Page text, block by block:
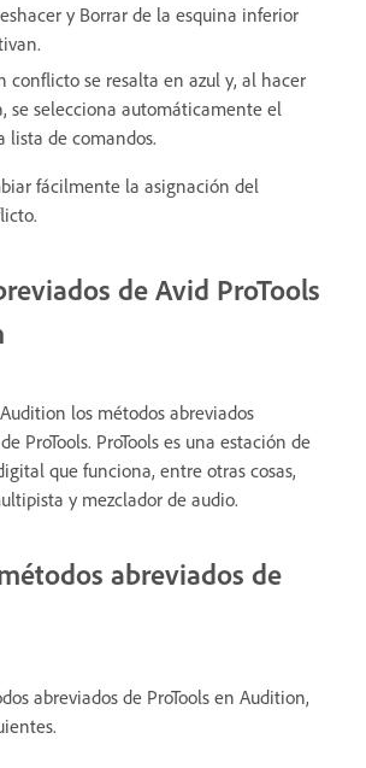
y Borrar de la esquina inferior
conflicto se resalta en azul y, al hacer
se selecciona automáticamente el
lista de comandos.
fácilmente la asignación del
de Avid ProTools
los métodos abreviados
ProTools. ProTools es una estación de
que funciona, entre otras cosas,
y mezclador de audio.
abreviados de
abreviados de ProTools en Audition,